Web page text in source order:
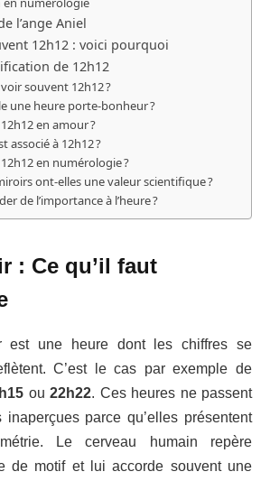
l’ange Aniel
12h12 : voici pourquoi
de 12h12
souvent 12h12 ?
une heure porte-bonheur ?
en amour ?
associé à 12h12 ?
en numérologie ?
ont-elles une valeur scientifique ?
de l’importance à l’heure ?
: Ce qu’il faut
est une heure dont les chiffres se
C’est le cas par exemple de
ou 22h22. Ces heures ne passent
inaperçues parce qu’elles présentent
Le cerveau humain repère
de motif et lui accorde souvent une